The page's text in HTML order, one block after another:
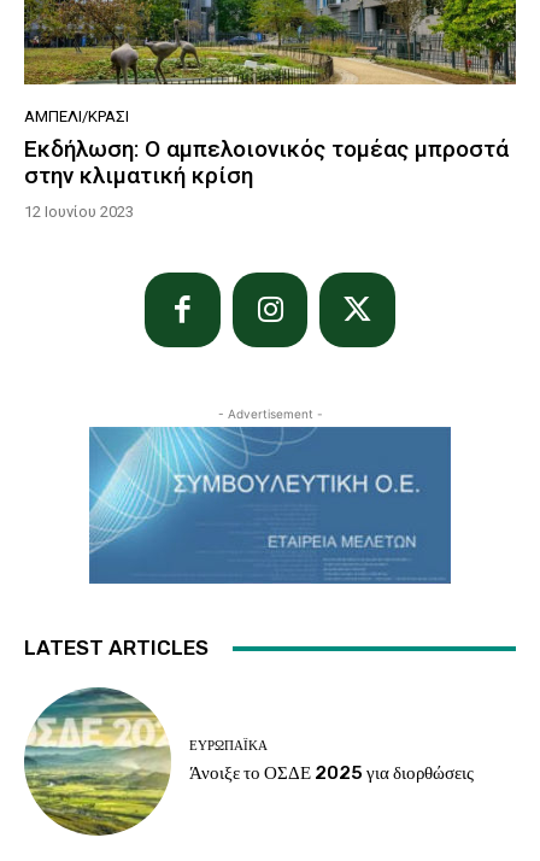
ΑΜΠΈΛΙ/ΚΡΑΣΊ
Εκδήλωση: Ο αμπελοιονικός τομέας μπροστά
στην κλιματική κρίση
12 Ιουνίου 2023
- Advertisement -
LATEST ARTICLES
ΕΥΡΩΠΑΪΚΆ
Άνοιξε το ΟΣΔΕ 2025 για διορθώσεις